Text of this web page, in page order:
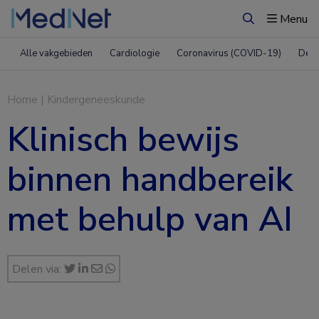
ZoekenMenu
Alle vakgebieden Cardiologie Coronavirus (COVID-19)
Home | Kindergeneeskunde
Klinisch bewijs
binnen handbereik
met behulp van AI
Delen via: